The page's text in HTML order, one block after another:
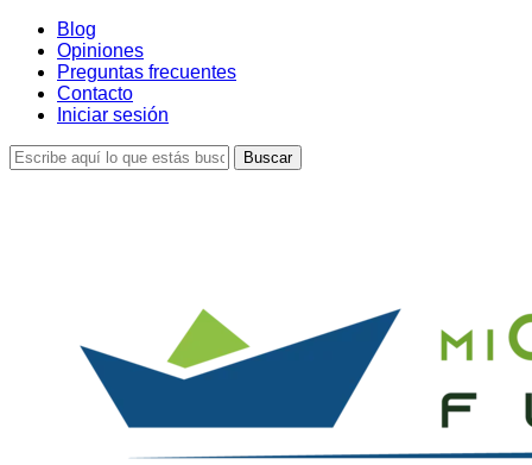
Skip
main
content
Blog
Opiniones
Preguntas frecuentes
Contacto
Iniciar sesión
Buscar